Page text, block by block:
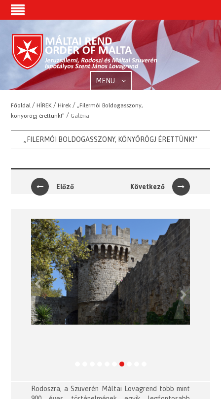
MENU
Főoldal /HÍREK /Hírek / „Filermói Boldogasszony,
könyörögj érettünk!” / Galéria
„FILERMÓI BOLDOGASSZONY, KÖNYÖRÖGJ ÉRETTÜNK!”
Előző Következő
Previous Next
Rodoszra, a Szuverén Máltai Lovagrend több mint